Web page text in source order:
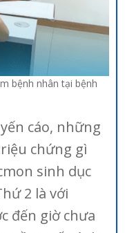
bệnh nhân tại bệnh
cáo, những
chứng gì
sinh dục
2 là với
đến giờ chưa